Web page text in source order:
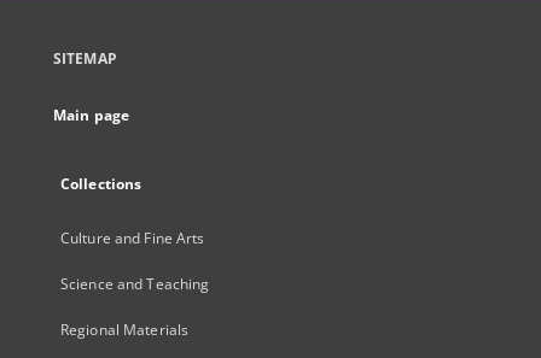
SITEMAP
Main page
Collections
Culture and Fine Arts
Science and Teaching
Regional Materials